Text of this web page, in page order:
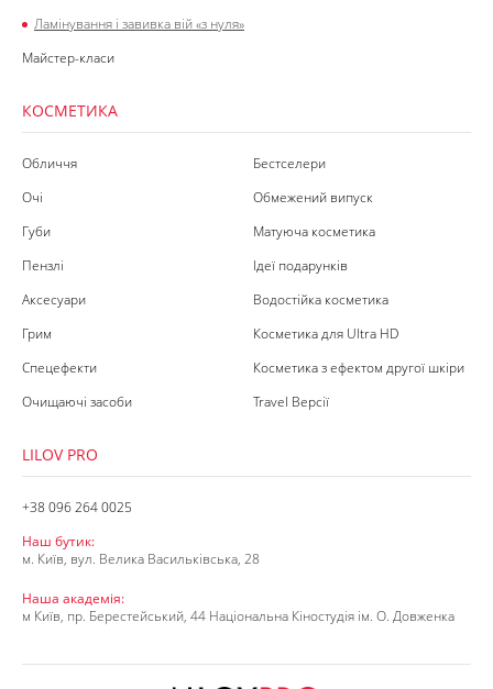
Ламінування і завивка вій «з нуля»
Майстер-класи
КОСМЕТИКА
Обличчя
Очі
Губи
Пензлі
Аксесуари
Грим
Спецефекти
Очищаючі засоби
Бестселери
Обмежений випуск
Матуюча косметика
Ідеї подарунків
Водостійка косметика
Косметика для Ultra HD
Косметика з ефектом другої шкіри
Travel Версії
LILOV PRO
+38 096 264 0025
Наш бутик:
м. Київ, вул. Велика Васильківська, 28
Наша академія:
м Київ, пр. Берестейський, 44 Національна Кіностудія ім. О. Довженка